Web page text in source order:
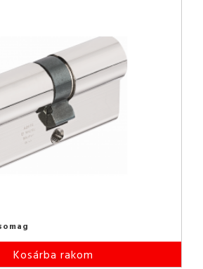
Kosárba rakom